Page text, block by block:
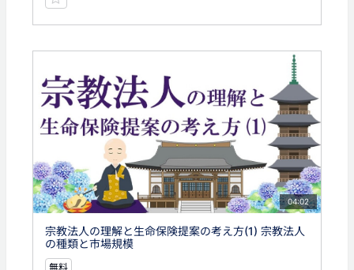
04:02
宗教法人の理解と生命保険提案の考え方(1) 宗教法人
の種類と市場規模
無料